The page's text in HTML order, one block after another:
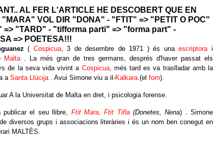
AL FER L'ARTICLE HE DESCOBERT QUE EN
"MARA" VOL DIR "DONA" - "FTIT" => "PETIT O POC"
=> "TARD" - "tifforma parti" => "forma part" -
=> POETESA!!!
( Cospicua, 3 de desembre de 1971 ) és unaescriptorai
Malta. La més gran de tres germans, després d'haver passat els
de la seva vida vivint a Cospicua, més tard es va traslladar amb la
aSanta Llúcija. Avui Simone viu a il-Kalkara.(el forn).
A la Universitat de Malta en dret, i psicologia forense.
publicar el seu llibre, Ftit Mara, Ftit Tifla (Donetes, Nena) . Simone
diversos grups i associacions literàries i és un nom ben conegut en
MALTÈS.